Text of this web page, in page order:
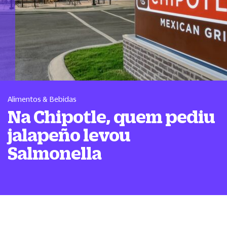
Alimentos & Bebidas
Na Chipotle, quem pediu
jalapeño levou
Salmonella